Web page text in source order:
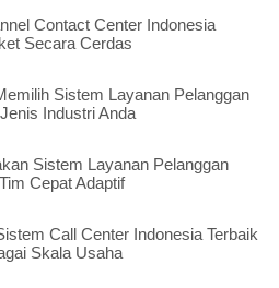
Contact Center Indonesia
Secara Cerdas
Sistem Layanan Pelanggan
Industri Anda
Sistem Layanan Pelanggan
Cepat Adaptif
Call Center Indonesia Terbaik
Skala Usaha